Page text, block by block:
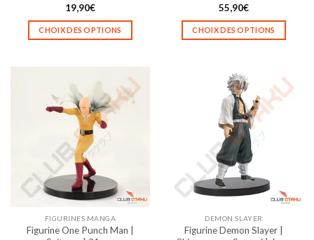
19,90€
CHOIX DES OPTIONS
plusieurs
variations.
Les
options
peuvent
être
choisies
sur
page
du
Note4.67
sur 5
55,90€
CHOIX DES OPTIONS
a
plusieurs
variations.
Les
options
peuvent
être
choisies
sur
page
du
FIGURINES MANGA
Figurine One Punch Man |
DEMON SLAYER
Figurine Demon Slayer |